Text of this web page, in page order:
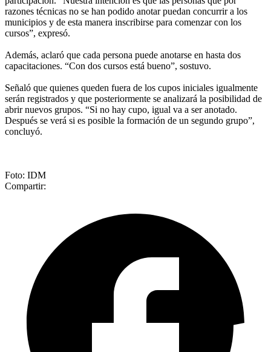
razones técnicas no se han podido anotar puedan concurrir a los
municipios y de esta manera inscribirse para comenzar con los
cursos”, expresó.
Además, aclaró que cada persona puede anotarse en hasta dos
capacitaciones. “Con dos cursos está bueno”, sostuvo.
Señaló que quienes queden fuera de los cupos iniciales igualmente
serán registrados y que posteriormente se analizará la posibilidad de
abrir nuevos grupos. “Si no hay cupo, igual va a ser anotado.
Después se verá si es posible la formación de un segundo grupo”,
concluyó.
Foto: IDM
Compartir: